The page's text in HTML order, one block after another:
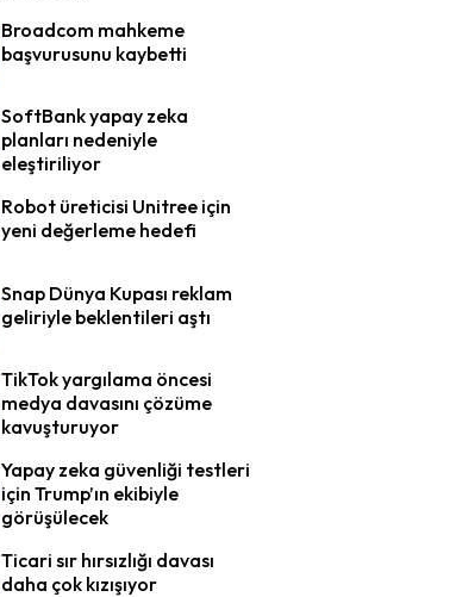
Broadcom mahkeme
başvurusunu kaybetti
SoftBank yapay zeka
planları nedeniyle
eleştiriliyor
Robot üreticisi Unitree için
yeni değerleme hedefi
Snap Dünya Kupası reklam
geliriyle beklentileri aştı
TikTok yargılama öncesi
medya davasını çözüme
kavuşturuyor
Yapay zeka güvenliği testleri
için Trump’ın ekibiyle
görüşülecek
Ticari sır hırsızlığı davası
daha çok kızışıyor